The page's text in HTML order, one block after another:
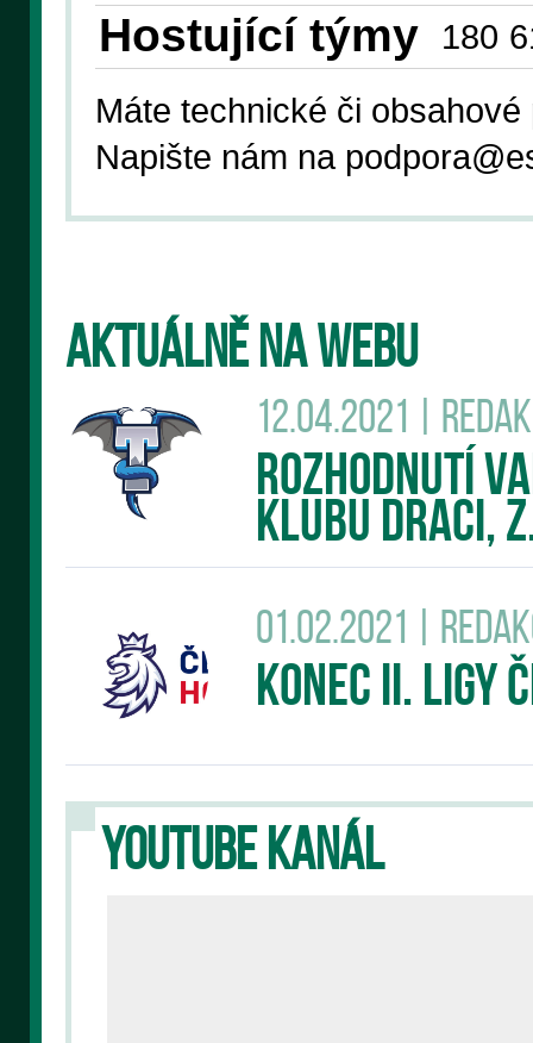
Hostující týmy 180
Máte technické či
Napište nám na podpora
AKTUÁLNĚ NA WEBU
12.04.2021 |
Rozhodnutí
klubu DRACI,
01.02.2021 |
Konec II. Ligy
YOUTUBE KANÁL